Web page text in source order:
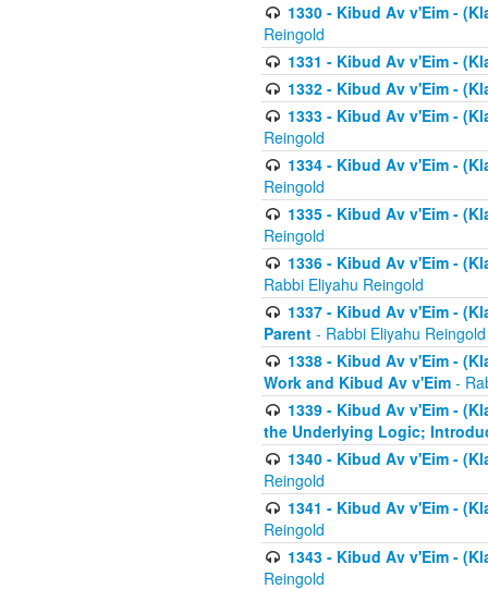
1330 - Kibud Av v'Eim -
Reingold
1331 - Kibud Av v'Eim -
1332 - Kibud Av v'Eim -
1333 - Kibud Av v'Eim -
Reingold
1334 - Kibud Av v'Eim -
Reingold
1335 - Kibud Av v'Eim -
Reingold
1336 - Kibud Av v'Eim -
Rabbi Eliyahu Reingold
1337 - Kibud Av v'Eim -
Parent - Rabbi Eliyahu Reingold
1338 - Kibud Av v'Eim -
Work and Kibud Av v'Eim -
1339 - Kibud Av v'Eim -
the Underlying Logic;
1340 - Kibud Av v'Eim -
Reingold
1341 - Kibud Av v'Eim -
Reingold
1343 - Kibud Av v'Eim -
Reingold